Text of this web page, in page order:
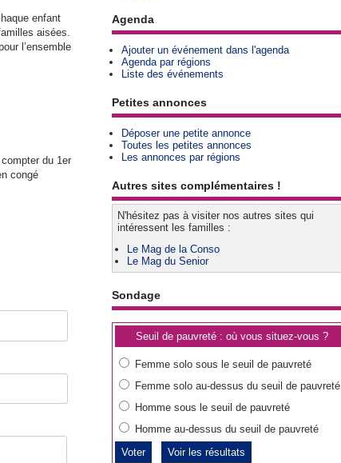
enfant
aisées.
l’ensemble
du 1er
congé
Agenda
Ajouter un événement dans l'agenda
Agenda par régions
Liste des événements
Petites annonces
Déposer une petite annonce
Toutes les petites annonces
Les annonces par régions
Autres sites complémentaires !
N'hésitez pas à visiter nos autres sites qui
intéressent les familles :
Le Mag de la Conso
Le Mag du Senior
Sondage
Seuil de pauvreté : où vous situez-vous ?
Femme solo sous le seuil de pauvreté
Femme solo au-dessus du seuil de pauvreté
Homme sous le seuil de pauvreté
Homme au-dessus du seuil de pauvreté
Voir les résultats